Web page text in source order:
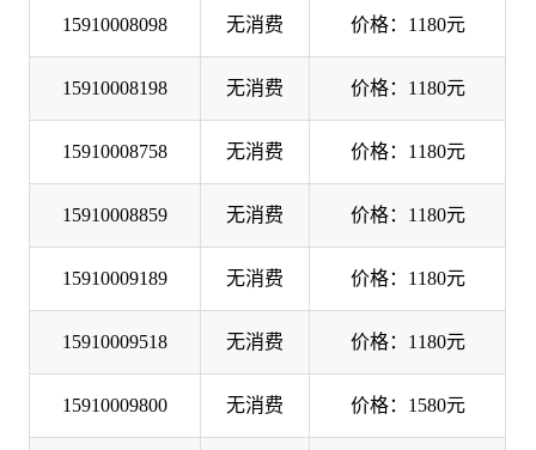
15910008098 无消费 价格：1180元
15910008198 无消费 价格：1180元
15910008758 无消费 价格：1180元
15910008859 无消费 价格：1180元
15910009189 无消费 价格：1180元
15910009518 无消费 价格：1180元
15910009800 无消费 价格：1580元